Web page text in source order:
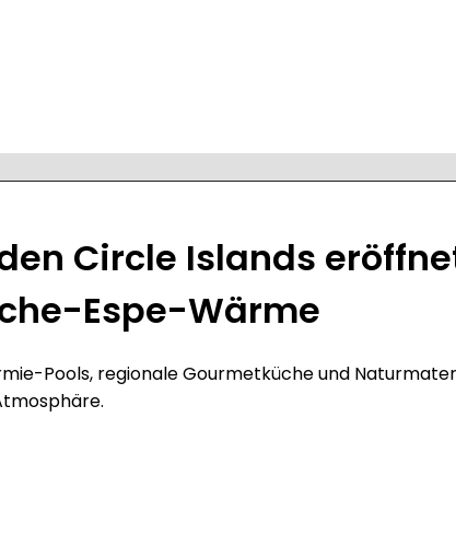
Circle Islands
Espe-Wärme
Pools, regionale Gourmetküche und